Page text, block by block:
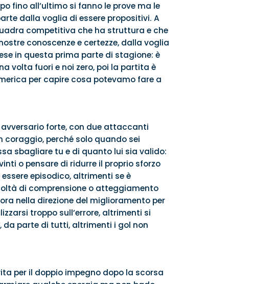
fino all’ultimo si fanno le prove ma le
dalla voglia di essere propositivi. A
competitiva che ha struttura e che
conoscenze e certezze, dalla voglia
in questa prima parte di stagione: è
volta fuori e noi zero, poi la partita è
per capire cosa potevamo fare a
forte, con due attaccanti
perché solo quando sei
sbagliare tu e di quanto lui sia valido:
o pensare di ridurre il proprio sforzo
episodico, altrimenti se è
di comprensione o atteggiamento
nella direzione del miglioramento per
troppo sull’errore, altrimenti si
da parte di tutti, altrimenti i gol non
per il doppio impegno dopo la scorsa